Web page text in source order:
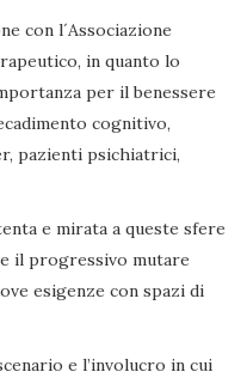
con l´Associazione
in quanto lo
per il benessere
cognitivo,
pazienti psichiatrici,
e mirata a queste sfere
il progressivo mutare
esigenze con spazi di
e l’involucro in cui